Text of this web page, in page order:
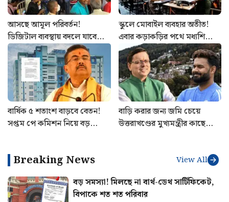
আসছে আমূল পরিবর্তন!
ডিজিটাল ব্যবস্থায় বদলে যাবে
কলকাতা মেট্রোর স্টেশন
পরিচালনা
স্কুলে মোবাইল ব্যবহার অতীত!
এবার কড়াকড়ির পথে মধ্যশিক্ষা
পর্ষদ, জারি বিজ্ঞপ্তি
বার্ষিক ৫ শতাংশ বাড়বে বেতন!
সপ্তম পে কমিশন নিয়ে বড়
বাড়ি করার জন্য জমি চেয়ে
উত্তরাখণ্ডের মুখ্যমন্ত্রীর কাছে
Breaking News View All
বড় সমস্যা! মিলছে না বার্থ-ডেথ সার্টিফিকেট,
বিপাকে শত শত পরিবার